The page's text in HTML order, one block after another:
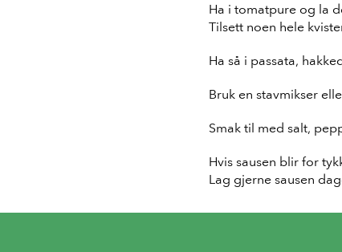
Ha i tomatpure og la
Tilsett noen hele
Ha så i passata,
Bruk en stavmikser
Smak til med salt,
Hvis sausen blir for
Lag gjerne sausen